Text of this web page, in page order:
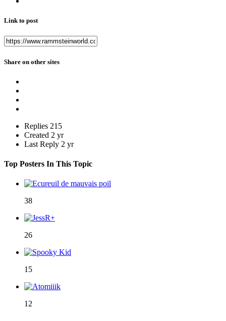
Link to post
Share on other sites
Replies 215
Created 2 yr
Last Reply 2 yr
Top Posters In This Topic
38
26
15
12